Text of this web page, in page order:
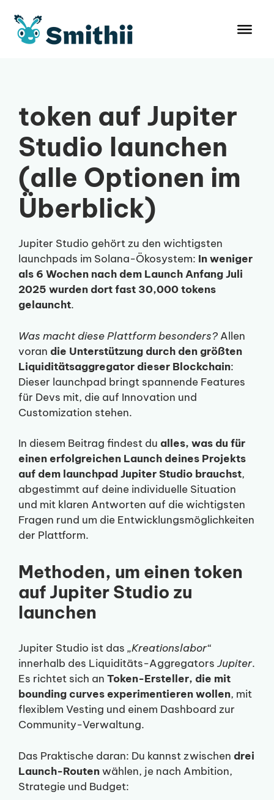
Inhalt
springen
token auf Jupiter
Studio launchen
(alle Optionen im
Überblick)
Jupiter Studio gehört zu den wichtigsten
launchpads im Solana-Ökosystem: In weniger
als 6 Wochen nach dem Launch Anfang Juli
2025 wurden dort fast 30,000 tokens
gelauncht.
Was macht diese Plattform besonders? Allen
voran die Unterstützung durch den größten
Liquiditätsaggregator dieser Blockchain:
Dieser launchpad bringt spannende Features
für Devs mit, die auf Innovation und
Customization stehen.
In diesem Beitrag findest du alles, was du für
einen erfolgreichen Launch deines Projekts
auf dem launchpad Jupiter Studio brauchst,
abgestimmt auf deine individuelle Situation
und mit klaren Antworten auf die wichtigsten
Fragen rund um die Entwicklungsmöglichkeiten
der Plattform.
Methoden, um einen token
auf Jupiter Studio zu
launchen
Jupiter Studio ist das „Kreationslabor“
innerhalb des Liquiditäts-Aggregators Jupiter.
Es richtet sich an Token-Ersteller, die mit
bounding curves experimentieren wollen, mit
flexiblem Vesting und einem Dashboard zur
Community-Verwaltung.
Das Praktische daran: Du kannst zwischen drei
Launch-Routenwählen, je nach Ambition,
Strategie und Budget: